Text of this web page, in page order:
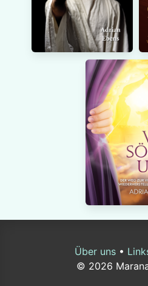
Über uns•
© 2026